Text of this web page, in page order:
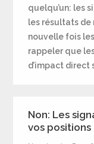
quelqu’un: les
les résultats de
nouvelle fois
rappeler que
d’impact direct
Non: Les
vos positions